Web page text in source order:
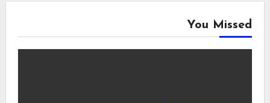
You Missed